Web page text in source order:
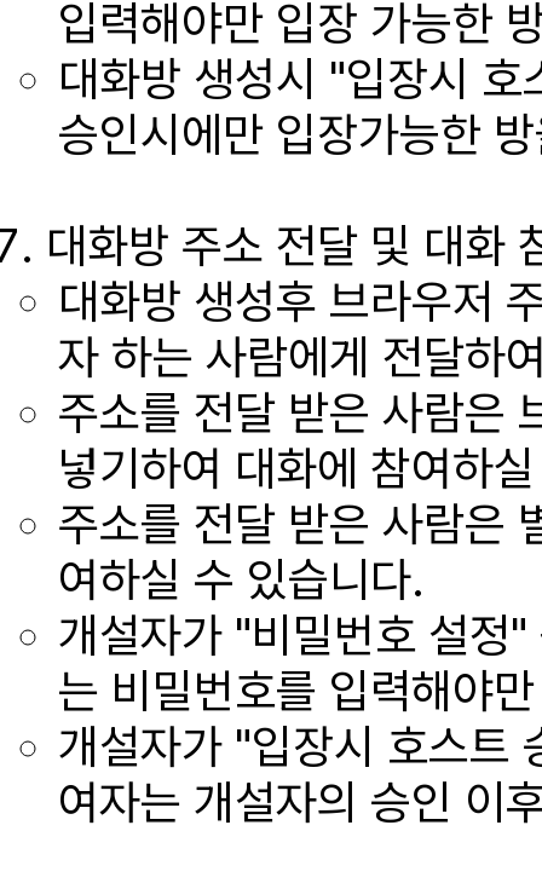
입력해야만 입장 가능한
대화방 생성시 "입장시
승인시에만 입장가능한
대화방 주소 전달 및 대화
대화방 생성후 브라우저
자 하는 사람에게 전달하
주소를 전달 받은 사람은
넣기하여 대화에 참여하
주소를 전달 받은 사람은
여하실 수 있습니다.
개설자가 "비밀번호 설정
는 비밀번호를 입력해야
개설자가 "입장시 호스트
여자는 개설자의 승인 이